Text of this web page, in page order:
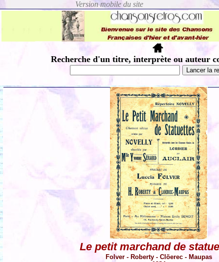
Recherche d'un titre, interprète ou auteur
Le petit marchand de
Folver - Roberty - Clöerec - Maupas